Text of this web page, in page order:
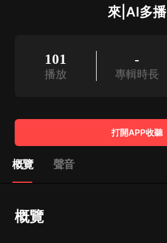
來|AI多播
101
播放
-
專輯時長
打開APP收聽
概覽 聲音
概覽